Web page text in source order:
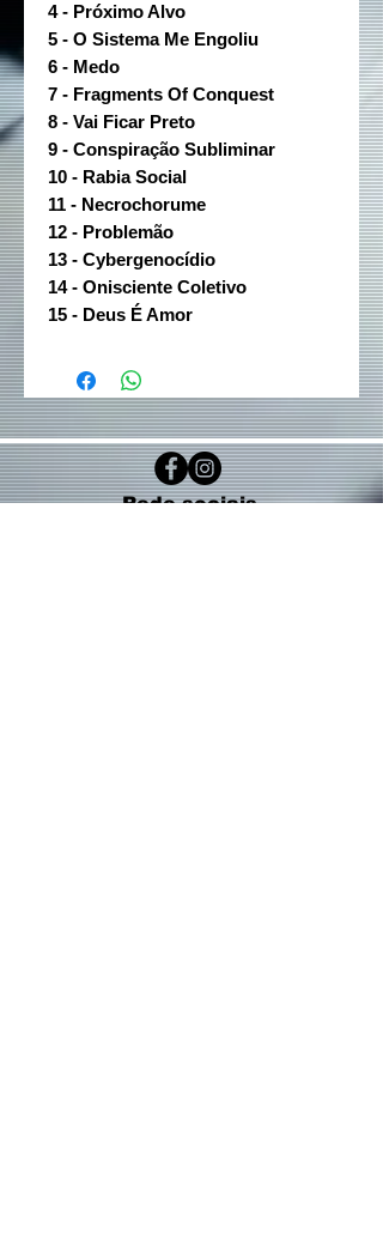
4 - Próximo Alvo
5 - O Sistema Me Engoliu
6 - Medo
7 - Fragments Of Conquest
8 - Vai Ficar Preto
9 - Conspiração Subliminar
10 - Rabia Social
11 - Necrochorume
12 - Problemão
13 - Cybergenocídio
14 - Onisciente Coletivo
15 - Deus É Amor
Rede sociais